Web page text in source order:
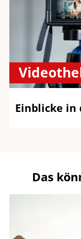
Einblicke in
Das